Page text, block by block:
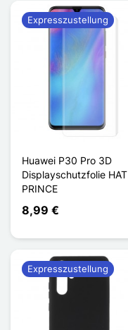
Huawei P30 Pro 3D
Displayschutzfolie HAT
PRINCE
8,99 €
Expresszustellung
Expresszustellung